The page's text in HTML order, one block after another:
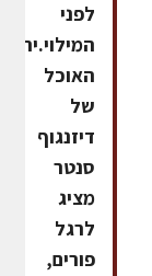
לפני
המילוי.יריד
האוכל
של
דיזנגוף
סנטר
מציג
לרגל
פורים,